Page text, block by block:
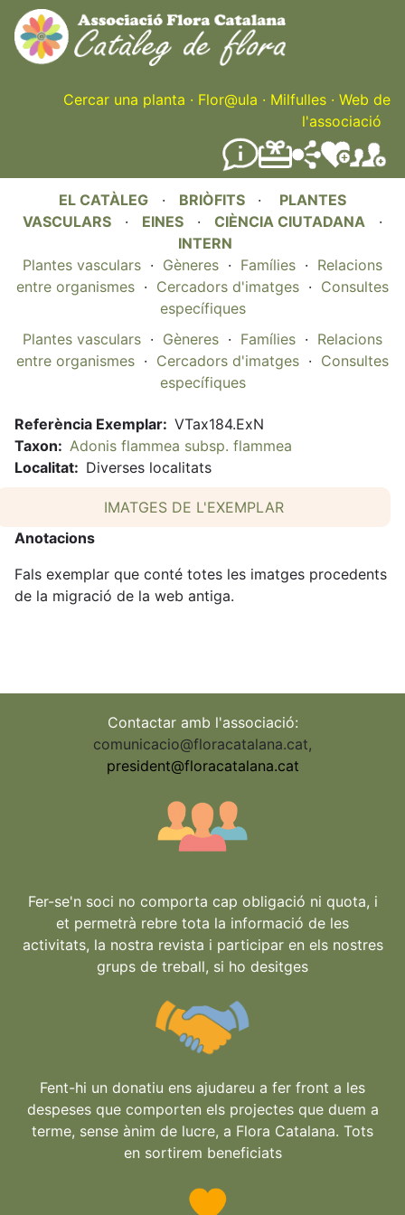
Skip
to
main
content
Cercar una planta · Flor@ula · Milfulles · Web de
l'associació
EL CATÀLEG · BRIÒFITS · PLANTES
VASCULARS · EINES · CIÈNCIA CIUTADANA ·
INTERN
Plantes vasculars · Gèneres · Famílies · Relacions
entre organismes · Cercadors d'imatges · Consultes
específiques
Plantes vasculars · Gèneres · Famílies · Relacions
entre organismes · Cercadors d'imatges · Consultes
específiques
Referència Exemplar
VTax184.ExN
Taxon
Adonis flammea subsp. flammea
Localitat
Diverses localitats
IMATGES DE L'EXEMPLAR
Anotacions
Fals exemplar que conté totes les imatges procedents
de la migració de la web antiga.
Contactar amb l'associació:
comunicacio@floracatalana.cat,
president@floracatalana.cat
Fer-se'n soci no comporta cap obligació ni quota, i
et permetrà rebre tota la informació de les
activitats, la nostra revista i participar en els nostres
grups de treball, si ho desitges
Fent-hi un donatiu ens ajudareu a fer front a les
despeses que comporten els projectes que duem a
terme, sense ànim de lucre, a Flora Catalana. Tots
en sortirem beneficiats